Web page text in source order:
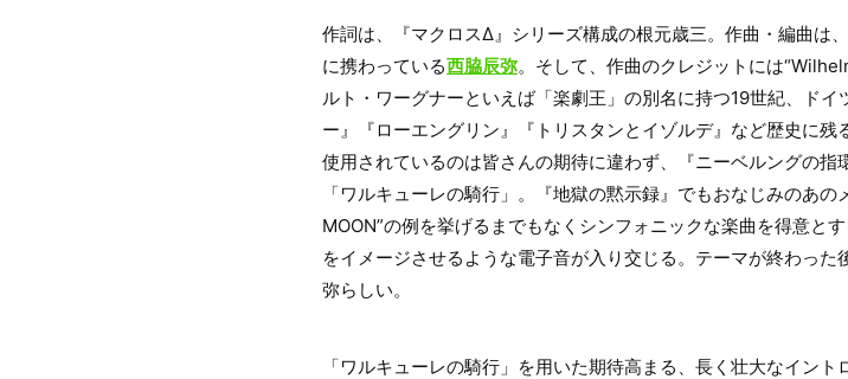
作詞は、『マクロスΔ』シリーズ構成の根元歳三。作曲・編曲は、
に携わっている西脇辰弥。そして、作曲のクレジットには
ルト・ワーグナーといえば「楽劇王」の別名に持つ19世紀、ド
ー』『ローエングリン』『トリスタンとイゾルデ』など歴史に
使用されているのは皆さんの期待に違わず、『ニーベルングの
「ワルキューレの騎行」。『地獄の黙示録』でもおなじみのあ
MOON”の例を挙げるまでもなくシンフォニックな楽曲を得意と
をイメージさせるような電子音が入り交じる。テーマが終わっ
弥らしい。
「ワルキューレの騎行」を用いた期待高まる、長く壮大なイン